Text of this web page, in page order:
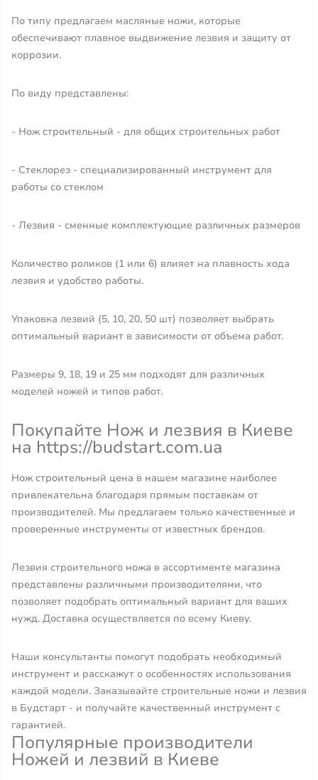
По типу предлагаем масляные ножи, которые
обеспечивают плавное выдвижение лезвия и защиту от
коррозии.
По виду представлены:
- Нож строительный - для общих строительных работ
- Стеклорез - специализированный инструмент для
работы со стеклом
- Лезвия - сменные комплектующие различных размеров
Количество роликов (1 или 6) влияет на плавность хода
лезвия и удобство работы.
Упаковка лезвий (5, 10, 20, 50 шт) позволяет выбрать
оптимальный вариант в зависимости от объема работ.
Размеры 9, 18, 19 и 25 мм подходят для различных
моделей ножей и типов работ.
Покупайте Нож и лезвия в Киеве
на https://budstart.com.ua
Нож строительный цена в нашем магазине наиболее
привлекательна благодаря прямым поставкам от
производителей. Мы предлагаем только качественные и
проверенные инструменты от известных брендов.
Лезвия строительного ножа в ассортименте магазина
представлены различными производителями, что
позволяет подобрать оптимальный вариант для ваших
нужд. Доставка осуществляется по всему Киеву.
Наши консультанты помогут подобрать необходимый
инструмент и расскажут о особенностях использования
каждой модели. Заказывайте строительные ножи и лезвия
в Будстарт - и получайте качественный инструмент с
гарантией.
Популярные производители
Ножей и лезвий в Киеве